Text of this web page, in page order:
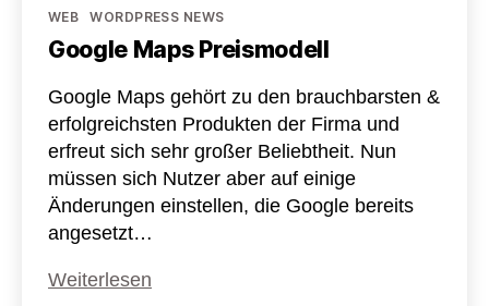
Kategorien
WEB WORDPRESS NEWS
Google Maps Preismodell
Google Maps gehört zu den brauchbarsten &
erfolgreichsten Produkten der Firma und
erfreut sich sehr großer Beliebtheit. Nun
müssen sich Nutzer aber auf einige
Änderungen einstellen, die Google bereits
angesetzt…
Weiterlesen